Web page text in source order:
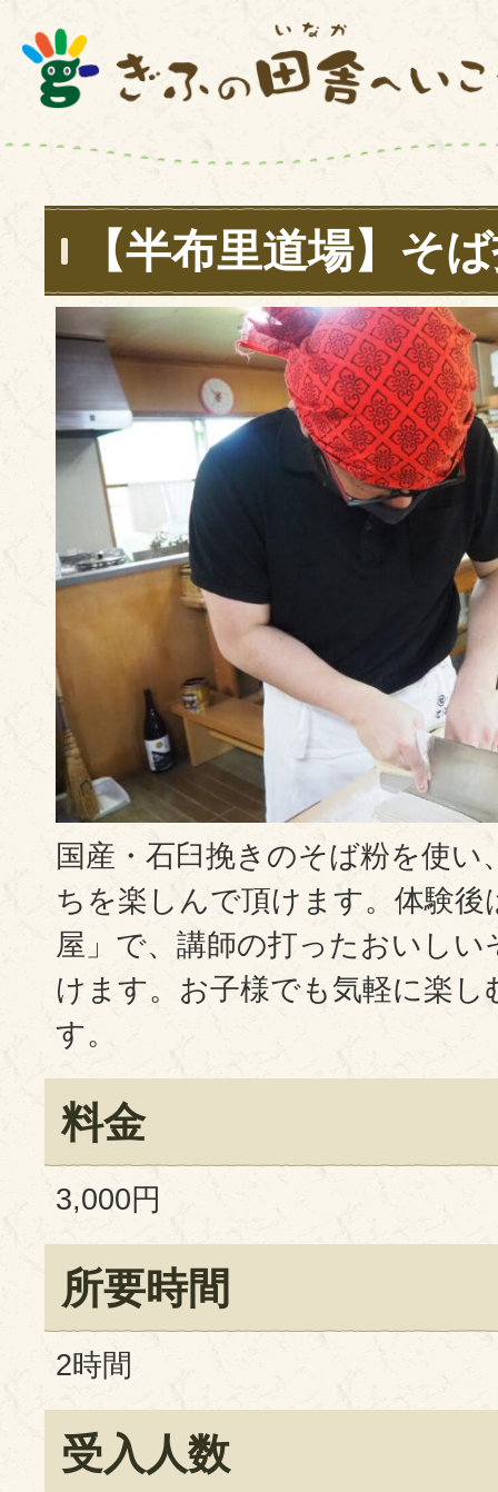
【半布里道場】そ
国産・石臼挽きのそば粉を使い
ちを楽しんで頂けます。体験後
屋」で、講師の打ったおいしい
けます。お子様でも気軽に楽
す。
料金
3,000円
所要時間
2時間
受入人数